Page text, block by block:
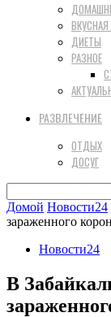
ДИЕТЫ
РАЗНОЕ
РАЗВЛЕЧЕНИЕ
ОТДЫХ
ДОСУГ
Домой Новости24
зараженного
Новости24
В